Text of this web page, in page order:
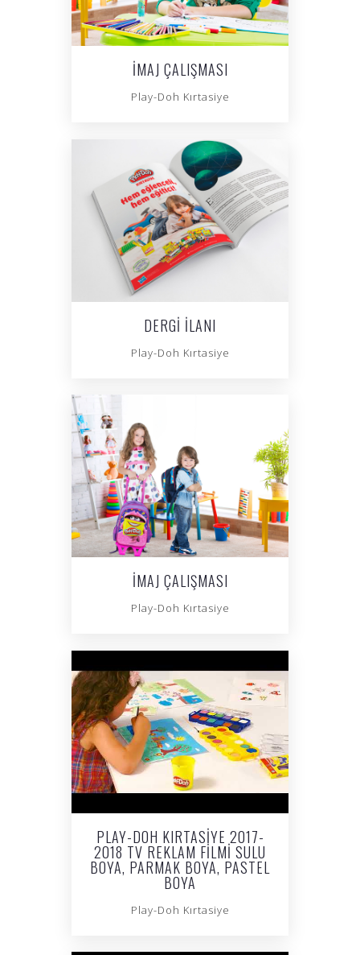
İMAJ ÇALIŞMASI
Play-Doh Kırtasiye
DERGI İLANI
Play-Doh Kırtasiye
İMAJ ÇALIŞMASI
Play-Doh Kırtasiye
PLAY-DOH KIRTASIYE 2017-
2018 TV REKLAM FILMI SULU
BOYA, PARMAK BOYA, PASTEL
BOYA
Play-Doh Kırtasiye